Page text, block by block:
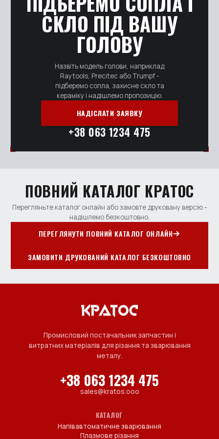
СКЛО ПІД ВАШУ
ГОЛОВУ
Назвіть модель голови, наприклад
Raytools, Precitec або Trumpf -
підберемо сопла, захисне скло та
кераміку і надішлемо пропозицію.
НАДІСЛАТИ ЗАЯВКУ
+38 063 1234 475
ПОВНИЙ КАТАЛОГ КРАТОС
Перегляньте каталог онлайн або замовте друковану версію -
надішлемо безкоштовно.
ПЕРЕГЛЯНУТИ ПОВНИЙ КАТАЛОГ ОНЛАЙН
ЗАМОВИТИ ДРУКОВАНИЙ КАТАЛОГ БЕЗКОШТОВНО
Промисловий постачальник запчастин і
витратних матеріалів для різання та зварювання
металу.
+38 063 1234 475
sales@kratos.ooo
КАТАЛОГ
Напівавтоматичне зварювання
Плазмове різання